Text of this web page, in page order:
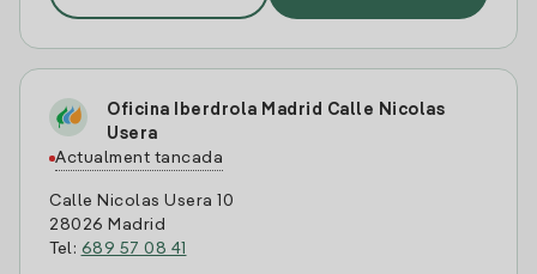
Oficina Iberdrola Madrid Calle Nicolas
Usera
Actualment tancada
Calle Nicolas Usera 10
28026 Madrid
Tel: 689 57 08 41